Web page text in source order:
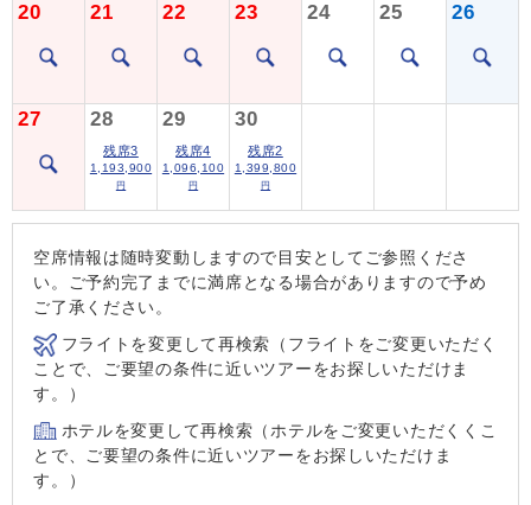
20 21 22 23 24 25 26
27 28
残席3
1,193,900
円
29
残席4
1,096,100
円
30
残席2
1,399,800
円
空席情報は随時変動しますので目安としてご参照くださ
い。ご予約完了までに満席となる場合がありますので予め
ご了承ください。
フライトを変更して再検索（フライトをご変更いただく
ことで、ご要望の条件に近いツアーをお探しいただけま
す。）
ホテルを変更して再検索（ホテルをご変更いただくくこ
とで、ご要望の条件に近いツアーをお探しいただけま
す。）